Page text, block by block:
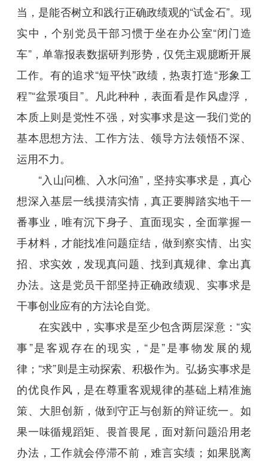
当，是能否树立和践行正确政绩观的“试金石”。现
实中，个别党员干部习惯于坐在办公室“闭门造
车”，单靠报表数据研判形势，仅凭主观臆断开展
工作。有的追求“短平快”政绩，热衷打造“形象工
程”“盆景项目”。凡此种种，表面看是作风虚浮，
本质上则是党性不强，对实事求是这一我们党的
基本思想方法、工作方法、领导方法领悟不深、
运用不力。
“入山问樵、入水问渔”，坚持实事求是，真心
想深入基层一线摸清实情，真正要脚踏实地干一
番事业，唯有沉下身子、直面现实，全面掌握一
手材料，才能找准问题症结，做到察实情、出实
招、求实效，发现真问题、找到真规律、拿出真
办法。这是党员干部坚持正确政绩观、实事求是
干事创业应有的方法论自觉。
在实践中，实事求是至少包含两层深意：“实
事”是客观存在的现实，“是”是事物发展的规
律；“求”则是主动探索、积极作为。弘扬实事求是
的优良作风，是在尊重客观规律的基础上精准施
策、大胆创新，做到守正与创新的辩证统一。如
果一味循规蹈矩、畏首畏尾，面对新问题沿用老
办法，工作就会停滞不前，难言实绩；如果脱离